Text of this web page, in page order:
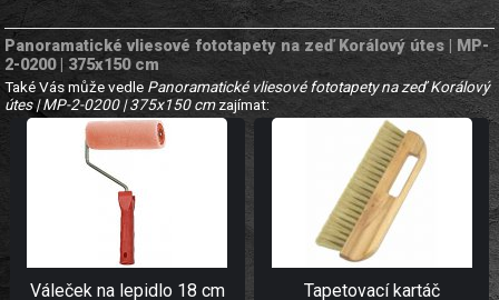
Panoramatické vliesové fototapety na zeď Korálový útes | MP-
2-0200 | 375x150 cm
Také Vás může vedle Panoramatické vliesové fototapety na zeď Korálový
útes | MP-2-0200 | 375x150 cmzajímat:
Váleček na lepidlo 18 cm Tapetovací kartáč